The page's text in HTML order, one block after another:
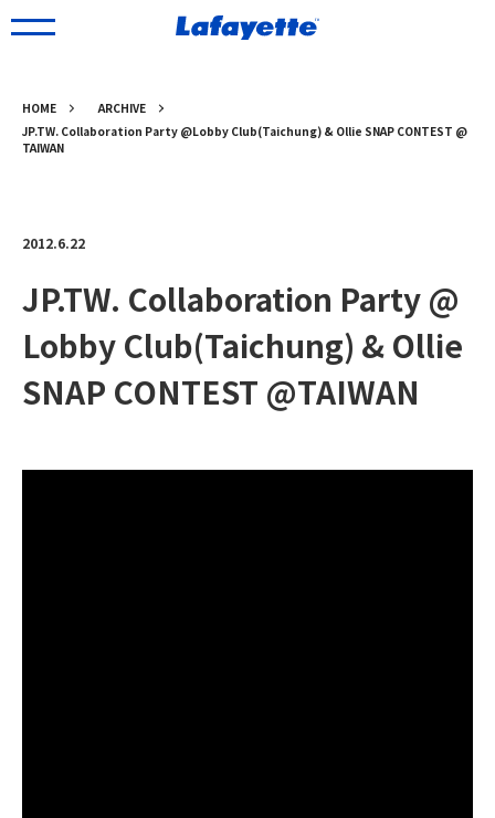
HOME
ARCHIVE
JP.TW. Collaboration Party @Lobby Club(Taichung) & Ollie SNAP CONTEST @
TAIWAN
2012.6.22
JP.TW. Collaboration Party @
Lobby Club(Taichung) & Ollie
SNAP CONTEST @TAIWAN